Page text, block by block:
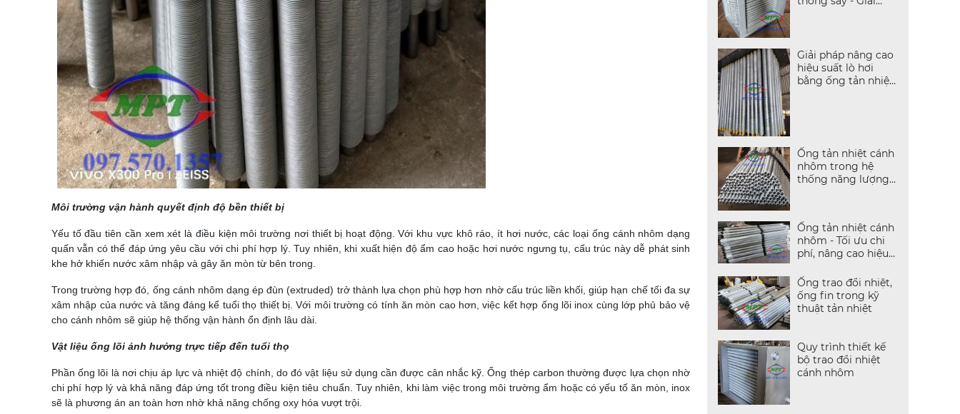
Môi trường vận hành quyết định độ bền thiết bị
Yếu tố đầu tiên cần xem xét là điều kiện môi trường nơi thiết bị hoạt động. Với khu vực khô ráo, ít hơi nước, các loại ống cánh nhôm dạng
quấn vẫn có thể đáp ứng yêu cầu với chi phí hợp lý. Tuy nhiên, khi xuất hiện độ ẩm cao hoặc hơi nước ngưng tụ, cấu trúc này dễ phát sinh
khe hở khiến nước xâm nhập và gây ăn mòn từ bên trong.
Trong trường hợp đó, ống cánh nhôm dạng ép đùn (extruded) trở thành lựa chọn phù hợp hơn nhờ cấu trúc liền khối, giúp hạn chế tối đa sự
xâm nhập của nước và tăng đáng kể tuổi thọ thiết bị. Với môi trường có tính ăn mòn cao hơn, việc kết hợp ống lõi inox cùng lớp phủ bảo vệ
cho cánh nhôm sẽ giúp hệ thống vận hành ổn định lâu dài.
Vật liệu ống lõi ảnh hưởng trực tiếp đến tuổi thọ
Phần ống lõi là nơi chịu áp lực và nhiệt độ chính, do đó vật liệu sử dụng cần được cân nhắc kỹ. Ống thép carbon thường được lựa chọn nhờ
chi phí hợp lý và khả năng đáp ứng tốt trong điều kiện tiêu chuẩn. Tuy nhiên, khi làm việc trong môi trường ẩm hoặc có yếu tố ăn mòn, inox
sẽ là phương án an toàn hơn nhờ khả năng chống oxy hóa vượt trội.
Giải pháp nâng cao
hiệu suất lò hơi
bằng ống tản nhiệt
Ống tản nhiệt cánh
nhôm trong hệ
thống năng lượng
Ống tản nhiệt cánh
nhôm - Tối ưu chi
phí, nâng cao hiệu
Ống trao đổi nhiệt,
ống fin trong kỹ
thuật tản nhiệt
Quy trình thiết kế
bộ trao đổi nhiệt
cánh nhôm